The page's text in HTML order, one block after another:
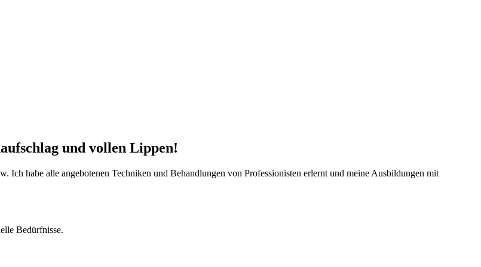
und vollen Lippen!
habe alle angebotenen Techniken und Behandlungen von Professionisten erlernt und meine Ausbildungen mit
Bedürfnisse.